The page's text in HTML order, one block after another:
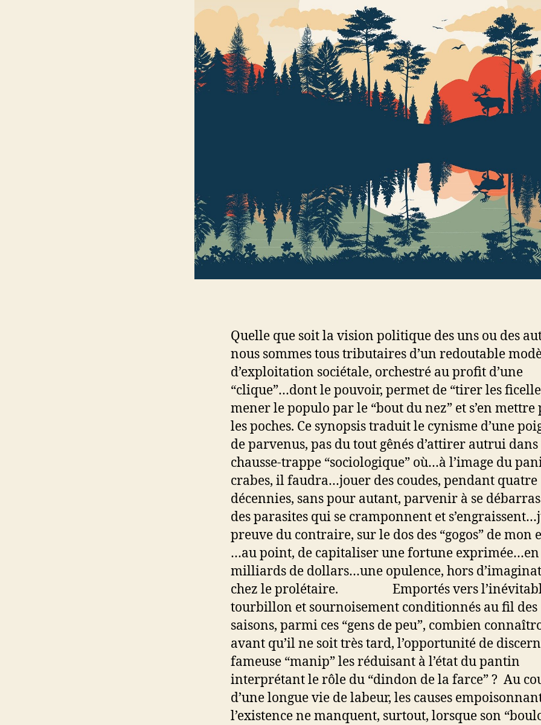
Quelle que soit la vision politique des uns ou des
nous sommes tous tributaires d’un redoutable
d’exploitation sociétale, orchestré au profit d’une
“clique”…dont le pouvoir, permet de “tirer les
mener le populo par le “bout du nez” et s’en mettre
les poches. Ce synopsis traduit le cynisme d’une
de parvenus, pas du tout gênés d’attirer autrui
chausse-trappe “sociologique” où…à l’image du
crabes, il faudra…jouer des coudes, pendant quatre
décennies, sans pour autant, parvenir à se
des parasites qui se cramponnent et
preuve du contraire, sur le dos des “gogos” de mon
…au point, de capitaliser une fortune exprimée…en
milliards de dollars…une opulence, hors
chez le prolétaire. Emportés vers
tourbillon et sournoisement conditionnés au fil des
saisons, parmi ces “gens de peu”, combien
avant qu’il ne soit très tard, l’opportunité de
fameuse “manip” les réduisant à l’état du pantin
interprétant le rôle du “dindon de la farce” ? Au
d’une longue vie de labeur, les causes
l’existence ne manquent, surtout, lorsque son